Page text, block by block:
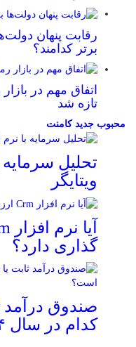
برتر کدامند؟
اتفاق مهم در
تازه شد
محبوب جدیدکامنت
ویتایگر
گذاری دارد؟
صندوق درآمد
کدام در سال ۱۴۰۴ بهتر است؟